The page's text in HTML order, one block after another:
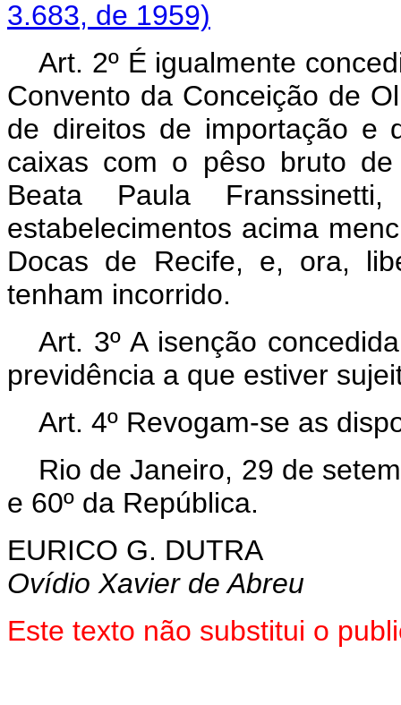
3.683, de 1959)
Art. 2º É igualmente
Convento da Conceição de
de direitos de importação e
caixas com o pêso bruto
Beata Paula
estabelecimentos acima
Docas de Recife, e, ora,
tenham incorrido.
Art. 3º A isenção
previdência a que estiver
Art. 4º Revogam-se as
Rio de Janeiro, 29 de
e 60º da República.
EURICO G. DUTRA
Ovídio Xavier de Abreu
Este texto não substitui o